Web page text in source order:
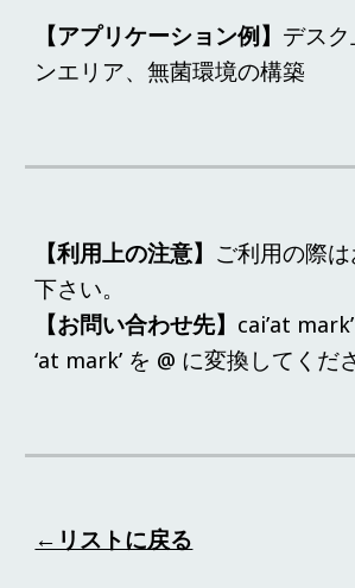
【アプリケーション例】 デス
ンエリア、無菌環境の構築
【利用上の注意】 ご利用の際
下さい。
【お問い合わせ先】 cai’at
‘at mark’ を @ に変換してくだ
←リストに戻る